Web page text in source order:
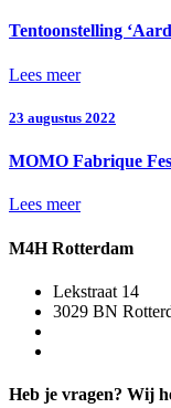
Tentoonstelling
Lees meer
23 augustus 2022
MOMO Fabrique
Lees meer
M4H Rotterdam
Lekstraat 14
3029 BN
Heb je vragen? Wij